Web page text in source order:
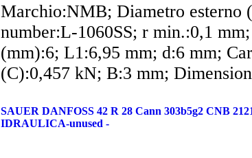
Marchio:NMB; Diametro esterno
number:L-1060SS; r min.:0,1
(mm):6; L1:6,95 mm; d:6 mm;
(C):0,457 kN; B:3 mm;
SAUER DANFOSS 42 R 28 Cann 303b5g2 CNB
IDRAULICA-unused -